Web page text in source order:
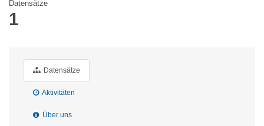
Datensätze
1
Datensätze
Aktivitäten
Über uns